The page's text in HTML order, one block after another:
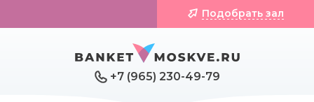
+7 (965) 230-49-79
Подобрать зал